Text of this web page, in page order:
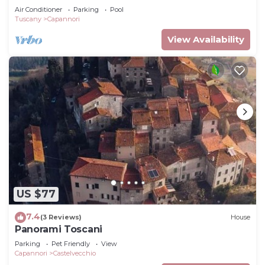
Air Conditioner Parking
Pool
Tuscany
Capannori
View Availability
US $77
7.4(3 Reviews) House
Panorami Toscani
Parking Pet Friendly
View
Capannori
Castelvecchio